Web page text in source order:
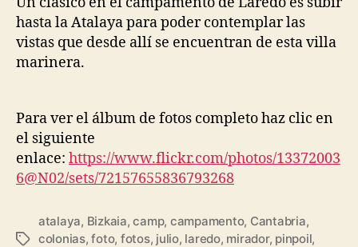
hasta la Atalaya para poder contemplar las
vistas que desde allí se encuentran de esta villa
marinera.
Para ver el álbum de fotos completo haz clic en
el siguiente
enlace: https://www.flickr.com/photos/13372003
6@N02/sets/72157655836793268
atalaya, Bizkaia,camp, campamento, Cantabria,
colonias,foto, fotos, julio, laredo, mirador, pinpoil,